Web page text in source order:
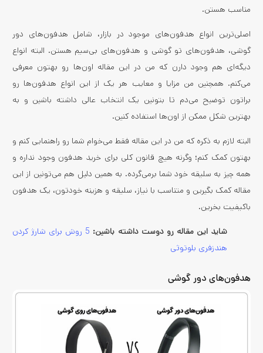
مناسب هستن.
اصلی‌ترین انواع هدفون‌های موجود در بازار، شامل هدفون‌های دور
گوشی، هدفون‌های تو گوشی و هدفون‌های بی‌سیم هستن. البته انواع
دیگه‌ای هم وجود دارن که من در این مقاله اون‌ها رو بهتون معرفی
می‌کنم. همچنین من مزایا و معایب هر یک از این انواع هدفون‌ها رو
براتون توضیح می‌دم تا بتونین یک انتخاب عالی داشته باشین و به
بهترین شکل ممکن از اون‌ها استفاده کنین.
البته لازم به ذکره که من در این مقاله فقط می‌خوام شما رو راهنمایی کنم و
بهتون کمک کنم؛ وگرنه هیچ قانون کلی برای خرید هدفون وجود نداره و
همه چیز به سلیقه خود شما برمی‌گرده. به همین دلیل هم می‌تونین از این
مقاله کمک بگیرین و متناسب با نیاز، سلیقه و هزینه خودتون، یک هدفون
باکیفیت بخرین.
شاید این مقاله رو دوست داشته باشین:
5 روش برای شارژ کردن
هندزفری بلوتوثی
هدفون‌های دور گوشی